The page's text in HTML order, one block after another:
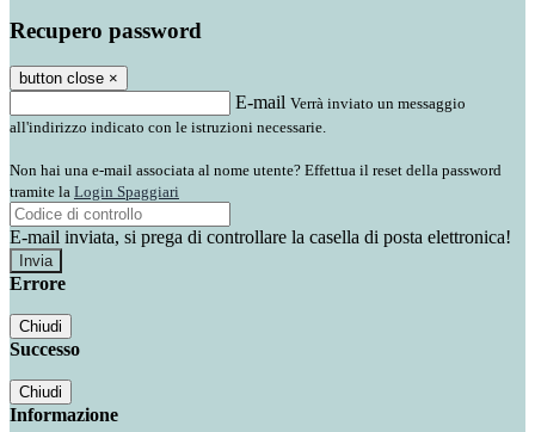
Recupero password
button close ×
E-mail Verrà inviato un messaggio
all'indirizzo indicato con le istruzioni necessarie.
Non hai una e-mail associata al nome utente? Effettua il reset della password
tramite la Login Spaggiari
E-mail inviata, si prega di controllare la casella di posta elettronica!
Errore
Chiudi
Successo
Chiudi
Informazione